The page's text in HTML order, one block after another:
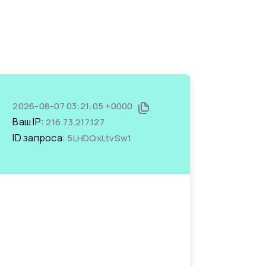
2026-08-07 03:21:05 +0000
Ваш IP:216.73.217.127
ID запроса: 5LHDQxLtvSw1